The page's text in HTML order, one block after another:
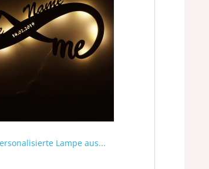
Lampe aus...